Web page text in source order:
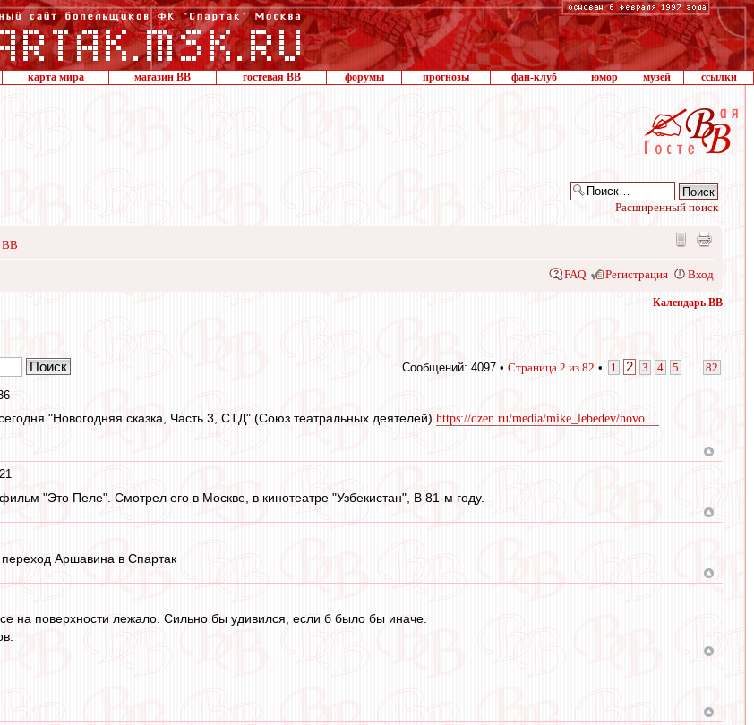
карта мира магазин ВВ гостевая ВВ форумы прогнозы фан-клуб юмор музей ссылки
Расширенный поиск
ВВ
FAQ Регистрация Вход
Календарь ВВ
Сообщений: 4097 • Страница 2 из 82 • 1 2 3 4 5 82
"Новогодняя сказка, Часть 3, СТД" (Союз театральных деятелей) https://dzen.ru/media/mike_lebedev/novo ...
"Это Пеле". Смотрел его в Москве, в кинотеатре "Узбекистан", В 81-м году.
Аршавина в Спартак
на поверхности лежало. Сильно бы удивился, если б было бы иначе.